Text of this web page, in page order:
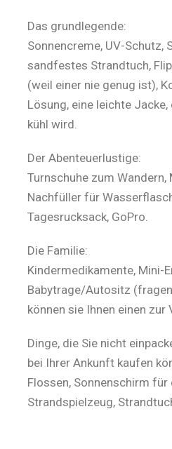
Das grundlegende:
Sonnencreme, UV-Schutz,
sandfestes Strandtuch,
(weil einer nie genug ist),
Lösung, eine leichte
kühl wird.
Der Abenteuerlustige:
Turnschuhe zum Wandern,
Nachfüller für
Tagesrucksack, GoPro.
Die Familie:
Kindermedikamente, Mini-
Babytrage/Autositz
können sie Ihnen einen zur
Dinge, die Sie nicht
bei Ihrer Ankunft kaufen
Flossen, Sonnenschirm für
Strandspielzeug,